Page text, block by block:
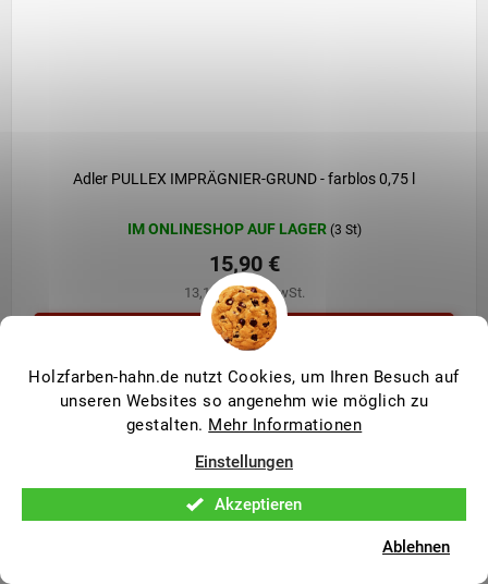
Holzfarben-hahn.de nutzt Cookies, um Ihren Besuch auf
unseren Websites so angenehm wie möglich zu
gestalten. Mehr Informationen
Einstellungen
Ablehnen
Akzeptieren
Adler PULLEX IMPRÄGNIER-GRUND - farblos 0,75 l
IM ONLINESHOP AUF LAGER (3 St)
13,10 € ohne MwSt.
15,90 €